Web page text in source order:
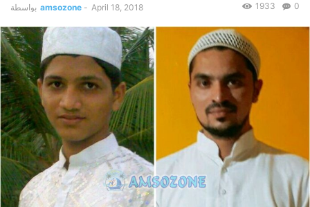
بواسطة amsozone - April 18, 2018 0
1933